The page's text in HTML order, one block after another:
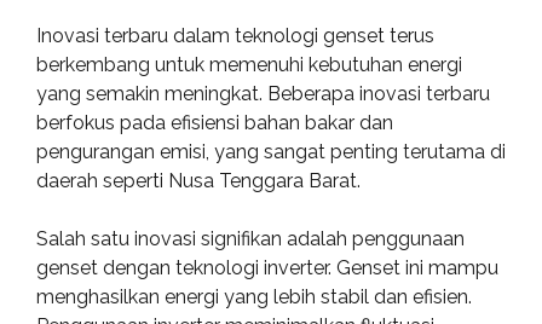
Inovasi terbaru dalam teknologi genset terus
berkembang untuk memenuhi kebutuhan energi
yang semakin meningkat. Beberapa inovasi terbaru
berfokus pada efisiensi bahan bakar dan
pengurangan emisi, yang sangat penting terutama di
daerah seperti Nusa Tenggara Barat.
Salah satu inovasi signifikan adalah penggunaan
genset dengan teknologi inverter. Genset ini mampu
menghasilkan energi yang lebih stabil dan efisien.